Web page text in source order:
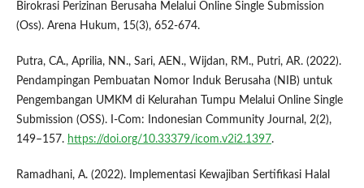
Birokrasi Perizinan Berusaha Melalui Online Single Submission
(Oss). Arena Hukum, 15(3), 652-674.
Putra, CA., Aprilia, NN., Sari, AEN., Wijdan, RM., Putri, AR. (2022).
Pendampingan Pembuatan Nomor Induk Berusaha (NIB) untuk
Pengembangan UMKM di Kelurahan Tumpu Melalui Online Single
Submission (OSS). I-Com: Indonesian Community Journal, 2(2),
149–157. https://doi.org/10.33379/icom.v2i2.1397.
Ramadhani, A. (2022). Implementasi Kewajiban Sertifikasi Halal